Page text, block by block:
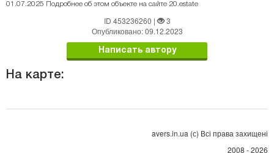
01.07.2025 Подробнее об этом объекте на сайте 20.estate
ID 453236260 |
3
Опубликовано: 09.12.2023
Написать автору
На карте:
avers.in.ua (с) Всі права захищені
2008 - 2026